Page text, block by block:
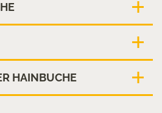
HAINBUCHE